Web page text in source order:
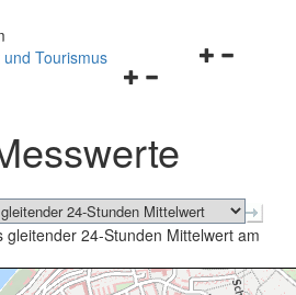
Navigationsmenü
schließen
Tourismus
gleitender 24-Stunden Mittelwert am